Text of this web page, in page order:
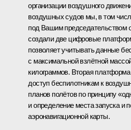
организации воздушного
воздушных судов мы, в том
под Вашим председательством
создали две цифровые
позволяет учитывать данные
с максимальной взлётной
килограммов. Вторая
доступ беспилотникам к
планов полётов по принципу
и определение места запуска
аэронавигационной карты.